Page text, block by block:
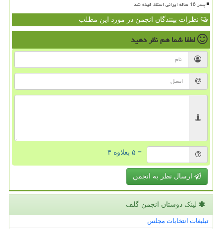
پسر 16 ساله ایرانی استاد فیده شد
نظرات بینندگان انجمن در مورد این مطلب
لطفا شما همنظر دهید
= ۵ بعلاوه ۳
ارسال نظر به انجمن
لینک دوستان انجمن گلف
تبلیغات انتخابات مجلس